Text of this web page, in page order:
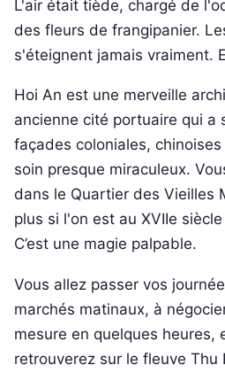
L'air était tiède, chargé de
des fleurs de frangipanier.
s'éteignent jamais vraiment.
Hoi An est une merveille
ancienne cité portuaire qui a
façades coloniales,
soin presque miraculeux.
dans le Quartier des Vieilles
plus si l'on est au XVIIe
C’est une magie palpable.
Vous allez passer vos
marchés matinaux, à
mesure en quelques heures,
retrouverez sur le fleuve Thu